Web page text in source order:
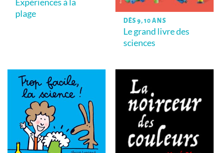
plage
DÈS 9, 10 ANS
Le grand livre des
sciences